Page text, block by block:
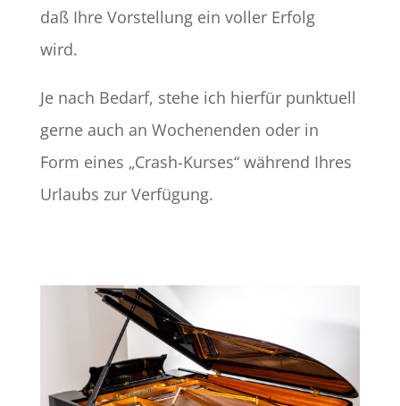
daß Ihre Vorstellung ein voller Erfolg
wird.
Je nach Bedarf, stehe ich hierfür punktuell
gerne auch an Wochenenden oder in
Form eines „Crash-Kurses“ während Ihres
Urlaubs zur Verfügung.